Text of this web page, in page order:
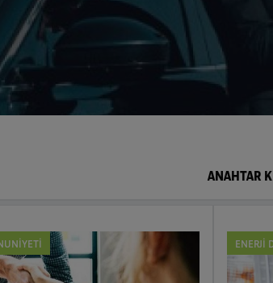
ANAHTAR
ENERJI